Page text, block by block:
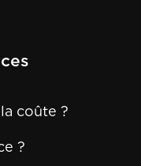
coûte ?
?